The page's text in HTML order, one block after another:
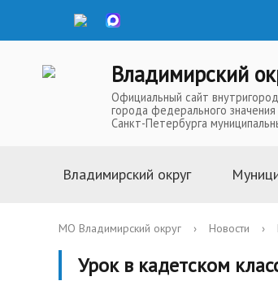
Владимирский
Официальный сайт
города федерального значения
Санкт-Петербурга
Владимирский округ
Информация о муниципальной
Устав
МО Владимирский округ › Новости ›
Урок в кадетском